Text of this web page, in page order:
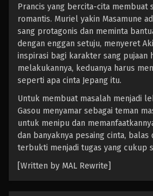
Prancis yang bercita-cita membuat
romantis. Muriel yakin Masamune
sang protagonis dan meminta
dengan enggan setuju, menyeret
inspirasi bagi karakter sang pujaan
melakukannya, keduanya harus
seperti apa cinta Jepang itu.
Untuk membuat masalah menjadi
Gasou menyamar sebagai teman
untuk menipu dan
dan banyaknya pesaing cinta, balas
terbukti menjadi tugas yang cukup
[Written by MAL Rewrite]